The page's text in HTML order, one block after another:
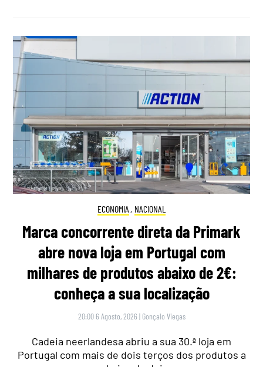
ECONOMIA , NACIONAL
Marca concorrente direta da Primark
abre nova loja em Portugal com
milhares de produtos abaixo de 2€:
conheça a sua localização
20:00 6 Agosto, 2026 | Gonçalo Viegas
Cadeia neerlandesa abriu a sua 30.ª loja em
Portugal com mais de dois terços dos produtos a